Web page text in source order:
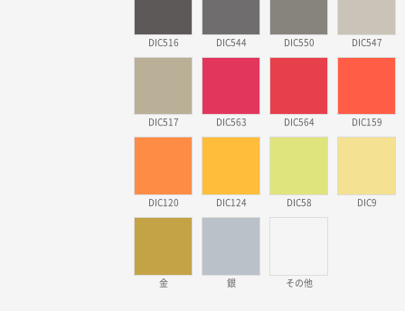
DIC516 DIC544 DIC550 DIC547
DIC517 DIC563 DIC564 DIC159
DIC120 DIC124 DIC58 DIC9
金 銀 その他